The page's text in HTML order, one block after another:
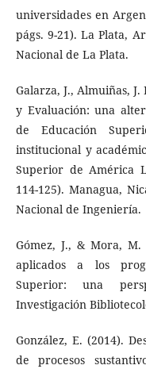
universidades en
págs. 9-21). La Plata,
Nacional de La Plata.
Galarza, J., Almuiñas,
y Evaluación: una
de Educación
institucional y
Superior de América
114-125). Managua,
Nacional de Ingeniería.
Gómez, J., & Mora,
aplicados a los
Superior: una
Investigación
González, E. (2014).
de procesos